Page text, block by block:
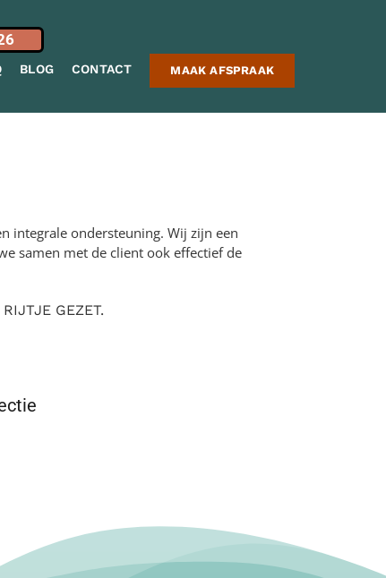
BLOG CONTACT MAAK AFSPRAAK
integrale ondersteuning. Wij zijn een
samen met de client ook effectief de
GEZET.